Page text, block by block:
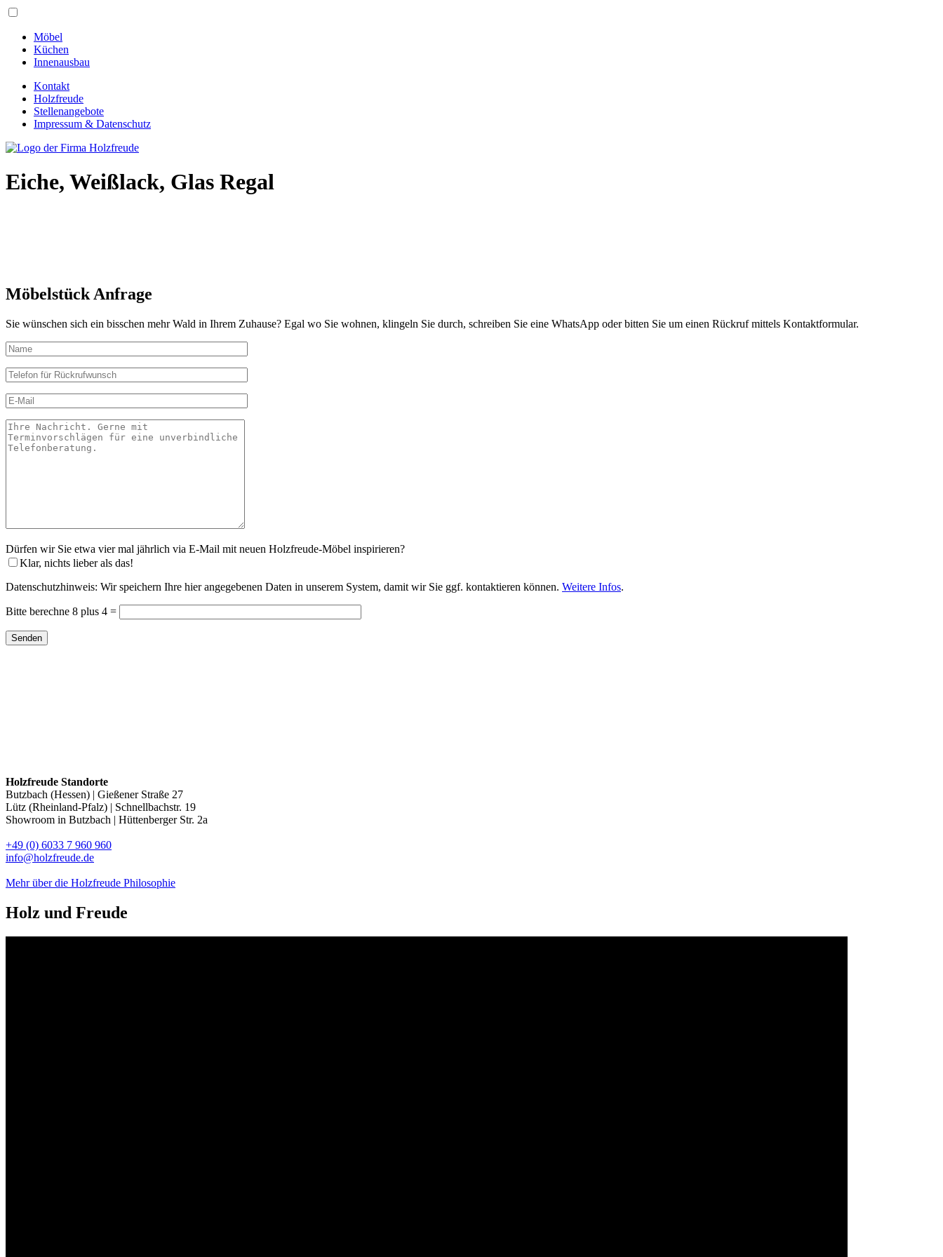
Möbel
Küchen
Innenausbau
Kontakt
Holzfreude
Stellenangebote
Impressum & Datenschutz
Eiche, Weißlack, Glas Regal
Möbelstück Anfrage
Sie wünschen sich ein bisschen mehr Wald in Ihrem Zuhause? Egal wo Sie wohnen, klingeln Sie durch, schreiben Sie eine WhatsApp oder bitten Sie um einen Rückruf mittels Kontaktformular.
Dürfen wir Sie etwa vier mal jährlich via E-Mail mit neuen Holzfreude-Möbel inspirieren?
Klar, nichts lieber als das!
Datenschutzhinweis: Wir speichern Ihre hier angegebenen Daten in unserem System, damit wir Sie ggf. kontaktieren können. Weitere Infos.
Bitte lasse dieses Feld leer.
Bitte berechne 8 plus 4 =
Holzfreude Standorte
Butzbach (Hessen) | Gießener Straße 27
Lütz (Rheinland-Pfalz) | Schnellbachstr. 19
Showroom in Butzbach | Hüttenberger Str. 2a
+49 (0) 6033 7 960 960
info@holzfreude.de
Mehr über die Holzfreude Philosophie
Holz und Freude